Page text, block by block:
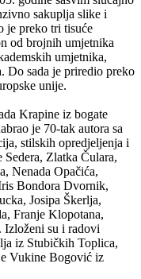
sakuplja slike i
je preko tri tisuće
od brojnih umjetnika
umjetnika,
Do sada je priredio preko
unije.
Krapine iz bogate
je 70-tak autora sa
stilskih opredjeljenja i
Zlatka Čulara,
Nenada Opačića,
Bondora Dvornik,
Josipa Škerlja,
Franje Klopotana,
su i radovi
iz Stubičkih Toplica,
Vukine Bogović iz